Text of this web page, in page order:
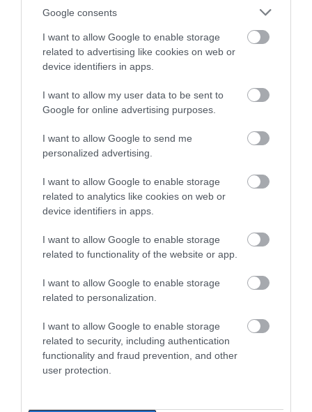
Google consents
I want to allow Google to enable storage
related to advertising like cookies on web or
device identifiers in apps.
I want to allow my user data to be sent to
Google for online advertising purposes.
I want to allow Google to send me
personalized advertising.
I want to allow Google to enable storage
related to analytics like cookies on web or
device identifiers in apps.
I want to allow Google to enable storage
related to functionality of the website or app.
I want to allow Google to enable storage
related to personalization.
I want to allow Google to enable storage
related to security, including authentication
functionality and fraud prevention, and other
user protection.
καλοκαιριού για φωτιές
07.08.2026 | 12:00
Χωρίς νερό τώρα περιοχές της
07.08.2026 | 11:45
Δελφίνια κολυμπούν δίπλα σε
σκάφος τουριστών – Δείτε βίντεο
Συναγερμός στην Εύβοια: Στιγμές
επιβάτες
07.08.2026 | 11:15
Έκτακτη διακοπή νερού τώρα
στην παραλία Αυλίδας
Η Κύμη στο επίκεντρο της
γαστρονομίας – Σήμερα η μεγάλη
Στην ΑΑΔΕ ο
Μητσοτάκης για το
Φωτιά στη Δυτική
Αττική: Αυτά είναι τα
πυρόπληκτων
πυρόπληκτους: Τα
μέτρα που ανακοίνωσε
καταστροφικές φωτιές
Σπανού σε αυτές τις